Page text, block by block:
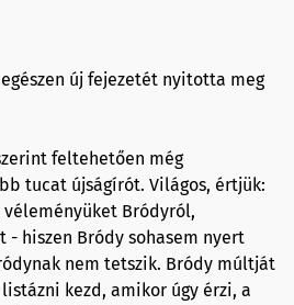
új fejezetét nyitotta meg
feltehetően még
tucat újságírót. Világos, értjük:
Bródyról,
- hiszen Bródy sohasem nyert
nem tetszik. Bródy múltját
kezd, amikor úgy érzi, a